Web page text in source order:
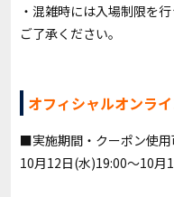
・混雑時には入場制限を
ご了承ください。
オフィシャルオンラ
■実施期間・クーポン使
10月12日(水)19:00～10月